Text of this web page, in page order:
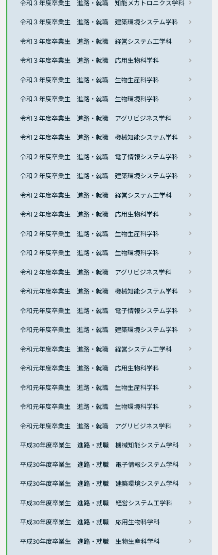
令和３年度卒業生 進路・就職 知能メカトロニクス学科
令和３年度卒業生 進路・就職 建築環境システム学科
令和３年度卒業生 進路・就職 経営システム工学科
令和３年度卒業生 進路・就職 応用生物科学科
令和３年度卒業生 進路・就職 生物生産科学科
令和３年度卒業生 進路・就職 生物環境科学科
令和３年度卒業生 進路・就職 アグリビジネス学科
令和２年度卒業生 進路・就職 機械知能システム学科
令和２年度卒業生 進路・就職 電子情報システム学科
令和２年度卒業生 進路・就職 建築環境システム学科
令和２年度卒業生 進路・就職 経営システム工学科
令和２年度卒業生 進路・就職 応用生物科学科
令和２年度卒業生 進路・就職 生物生産科学科
令和２年度卒業生 進路・就職 生物環境科学科
令和２年度卒業生 進路・就職 アグリビジネス学科
令和元年度卒業生 進路・就職 機械知能システム学科
令和元年度卒業生 進路・就職 電子情報システム学科
令和元年度卒業生 進路・就職 建築環境システム学科
令和元年度卒業生 進路・就職 経営システム工学科
令和元年度卒業生 進路・就職 応用生物科学科
令和元年度卒業生 進路・就職 生物生産科学科
令和元年度卒業生 進路・就職 生物環境科学科
令和元年度卒業生 進路・就職 アグリビジネス学科
平成30年度卒業生 進路・就職 機械知能システム学科
平成30年度卒業生 進路・就職 電子情報システム学科
平成30年度卒業生 進路・就職 建築環境システム学科
平成30年度卒業生 進路・就職 経営システム工学科
平成30年度卒業生 進路・就職 応用生物科学科
平成30年度卒業生 進路・就職 生物生産科学科